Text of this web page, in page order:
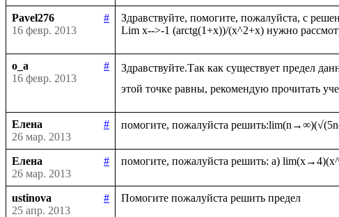
Pavel276
#
16 февр. 2013
Здравствуйте, помогите, пожалуйста, с
o_a
#
16 февр. 2013
Здравствуйте.Так как существует предел
Елена
#
26 мар. 2013
Елена
#
26 мар. 2013
ustinova
#
25 апр. 2013